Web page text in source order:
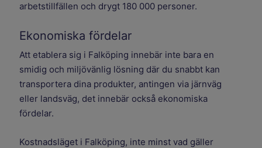
arbetstillfällen och drygt 180 000 personer.
Ekonomiska fördelar
Att etablera sig i Falköping innebär inte bara en
smidig och miljövänlig lösning där du snabbt kan
transportera dina produkter, antingen via järnväg
eller landsväg, det innebär också ekonomiska
fördelar.
Kostnadsläget i Falköping, inte minst vad gäller